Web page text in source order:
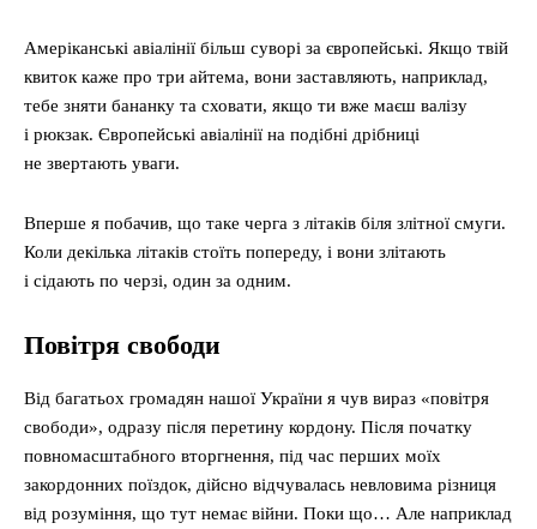
Амеріканські авіалінії більш суворі за європейські. Якщо твій
квиток каже про три айтема, вони заставляють, наприклад,
тебе зняти бананку та сховати, якщо ти вже маєш валізу
і рюкзак. Європейські авіалінії на подібні дрібниці
не звертають уваги.
Вперше я побачив, що таке черга з літаків біля злітної смуги.
Коли декілька літаків стоїть попереду, і вони злітають
і сідають по черзі, один за одним.
Повітря свободи
Від багатьох громадян нашої України я чув вираз «повітря
свободи», одразу після перетину кордону. Після початку
повномасштабного вторгнення, під час перших моїх
закордонних поїздок, дійсно відчувалась невловима різниця
від розуміння, що тут немає війни. Поки що… Але наприклад